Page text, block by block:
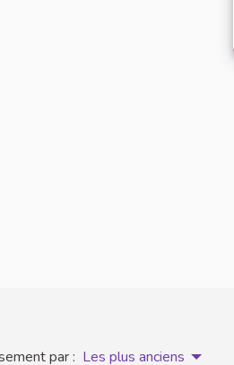
par : Les plus anciens